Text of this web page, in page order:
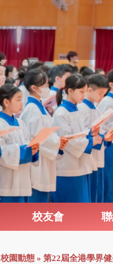
校友會
校園動態» 第22屆全港學界